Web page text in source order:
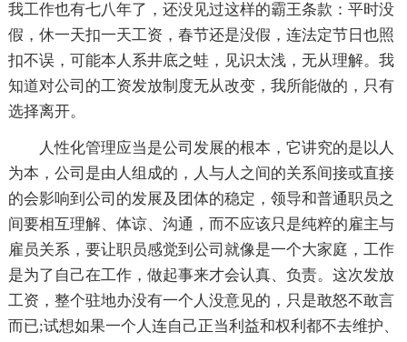
我工作也有七八年了，还没见过这样的霸王条款：平时没
假，休一天扣一天工资，春节还是没假，连法定节日也照
扣不误，可能本人系井底之蛙，见识太浅，无从理解。我
知道对公司的工资发放制度无从改变，我所能做的，只有
选择离开。
人性化管理应当是公司发展的根本，它讲究的是以人
为本，公司是由人组成的，人与人之间的关系间接或直接
的会影响到公司的发展及团体的稳定，领导和普通职员之
间要相互理解、体谅、沟通，而不应该只是纯粹的雇主与
雇员关系，要让职员感觉到公司就像是一个大家庭，工作
是为了自己在工作，做起事来才会认真、负责。这次发放
工资，整个驻地办没有一个人没意见的，只是敢怒不敢言
而已;试想如果一个人连自己正当利益和权利都不去维护、